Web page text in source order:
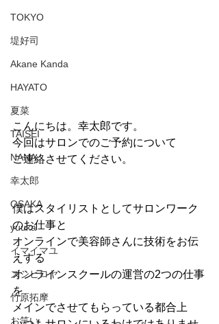
TOKYO
堤好司
Akane Kanda
HAYATO
夏菜
TAISEI
NANA
幸太郎
OSAKA
yuuka
イマイマユ
ズシヒロヤ
竹原拓摩
お笑い
こんにちは。幸太郎です。
今回はサロンでのご予約について
ご連絡させてください。
僕はスタイリストとしてサロンワーク
のお仕事と
オンラインで美容師さんに技術をお伝
えする
オンラインスクールの運営の2つの仕事
を
メインでさせてもらっている都合上